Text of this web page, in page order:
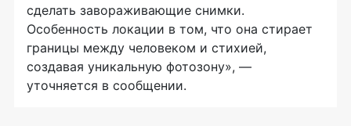
сделать завораживающие снимки.
Особенность локации в том, что она стирает
границы между человеком и стихией,
создавая уникальную фотозону», —
уточняется в сообщении.